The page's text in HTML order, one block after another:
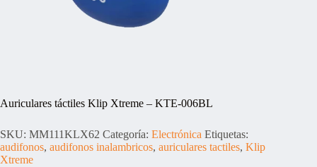
Auriculares táctiles Klip Xtreme – KTE-006BL
SKU: MM111KLX62 Categoría: Electrónica Etiquetas:
audifonos, audifonos inalambricos, auriculares tactiles, Klip
Xtreme